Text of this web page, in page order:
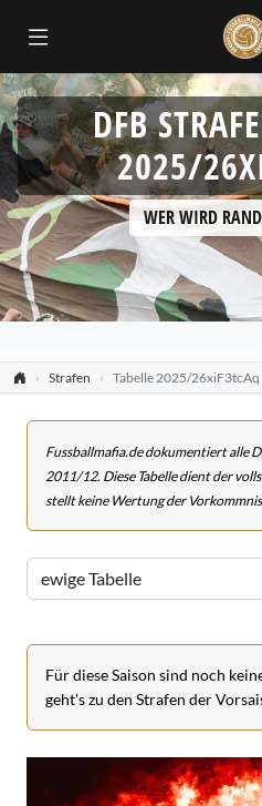
DFB
2025/
WER WIRD
Strafen Tabelle 2025/26xiF3tcAq
Fussballmafia.de dokumentiert alle
2011/12. Diese Tabelle dient der
stellt keine Wertung der
Für diese Saison sind noch
geht's zu den Strafen der